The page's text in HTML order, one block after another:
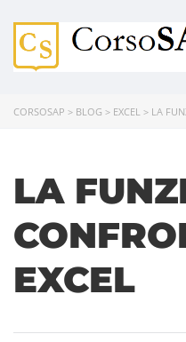
CORSOSAP > BLOG > EXCEL > LA
LA
EXCEL